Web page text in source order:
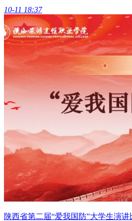
10-11 18:37
陕西省第二届“爱我国防”大学生演讲